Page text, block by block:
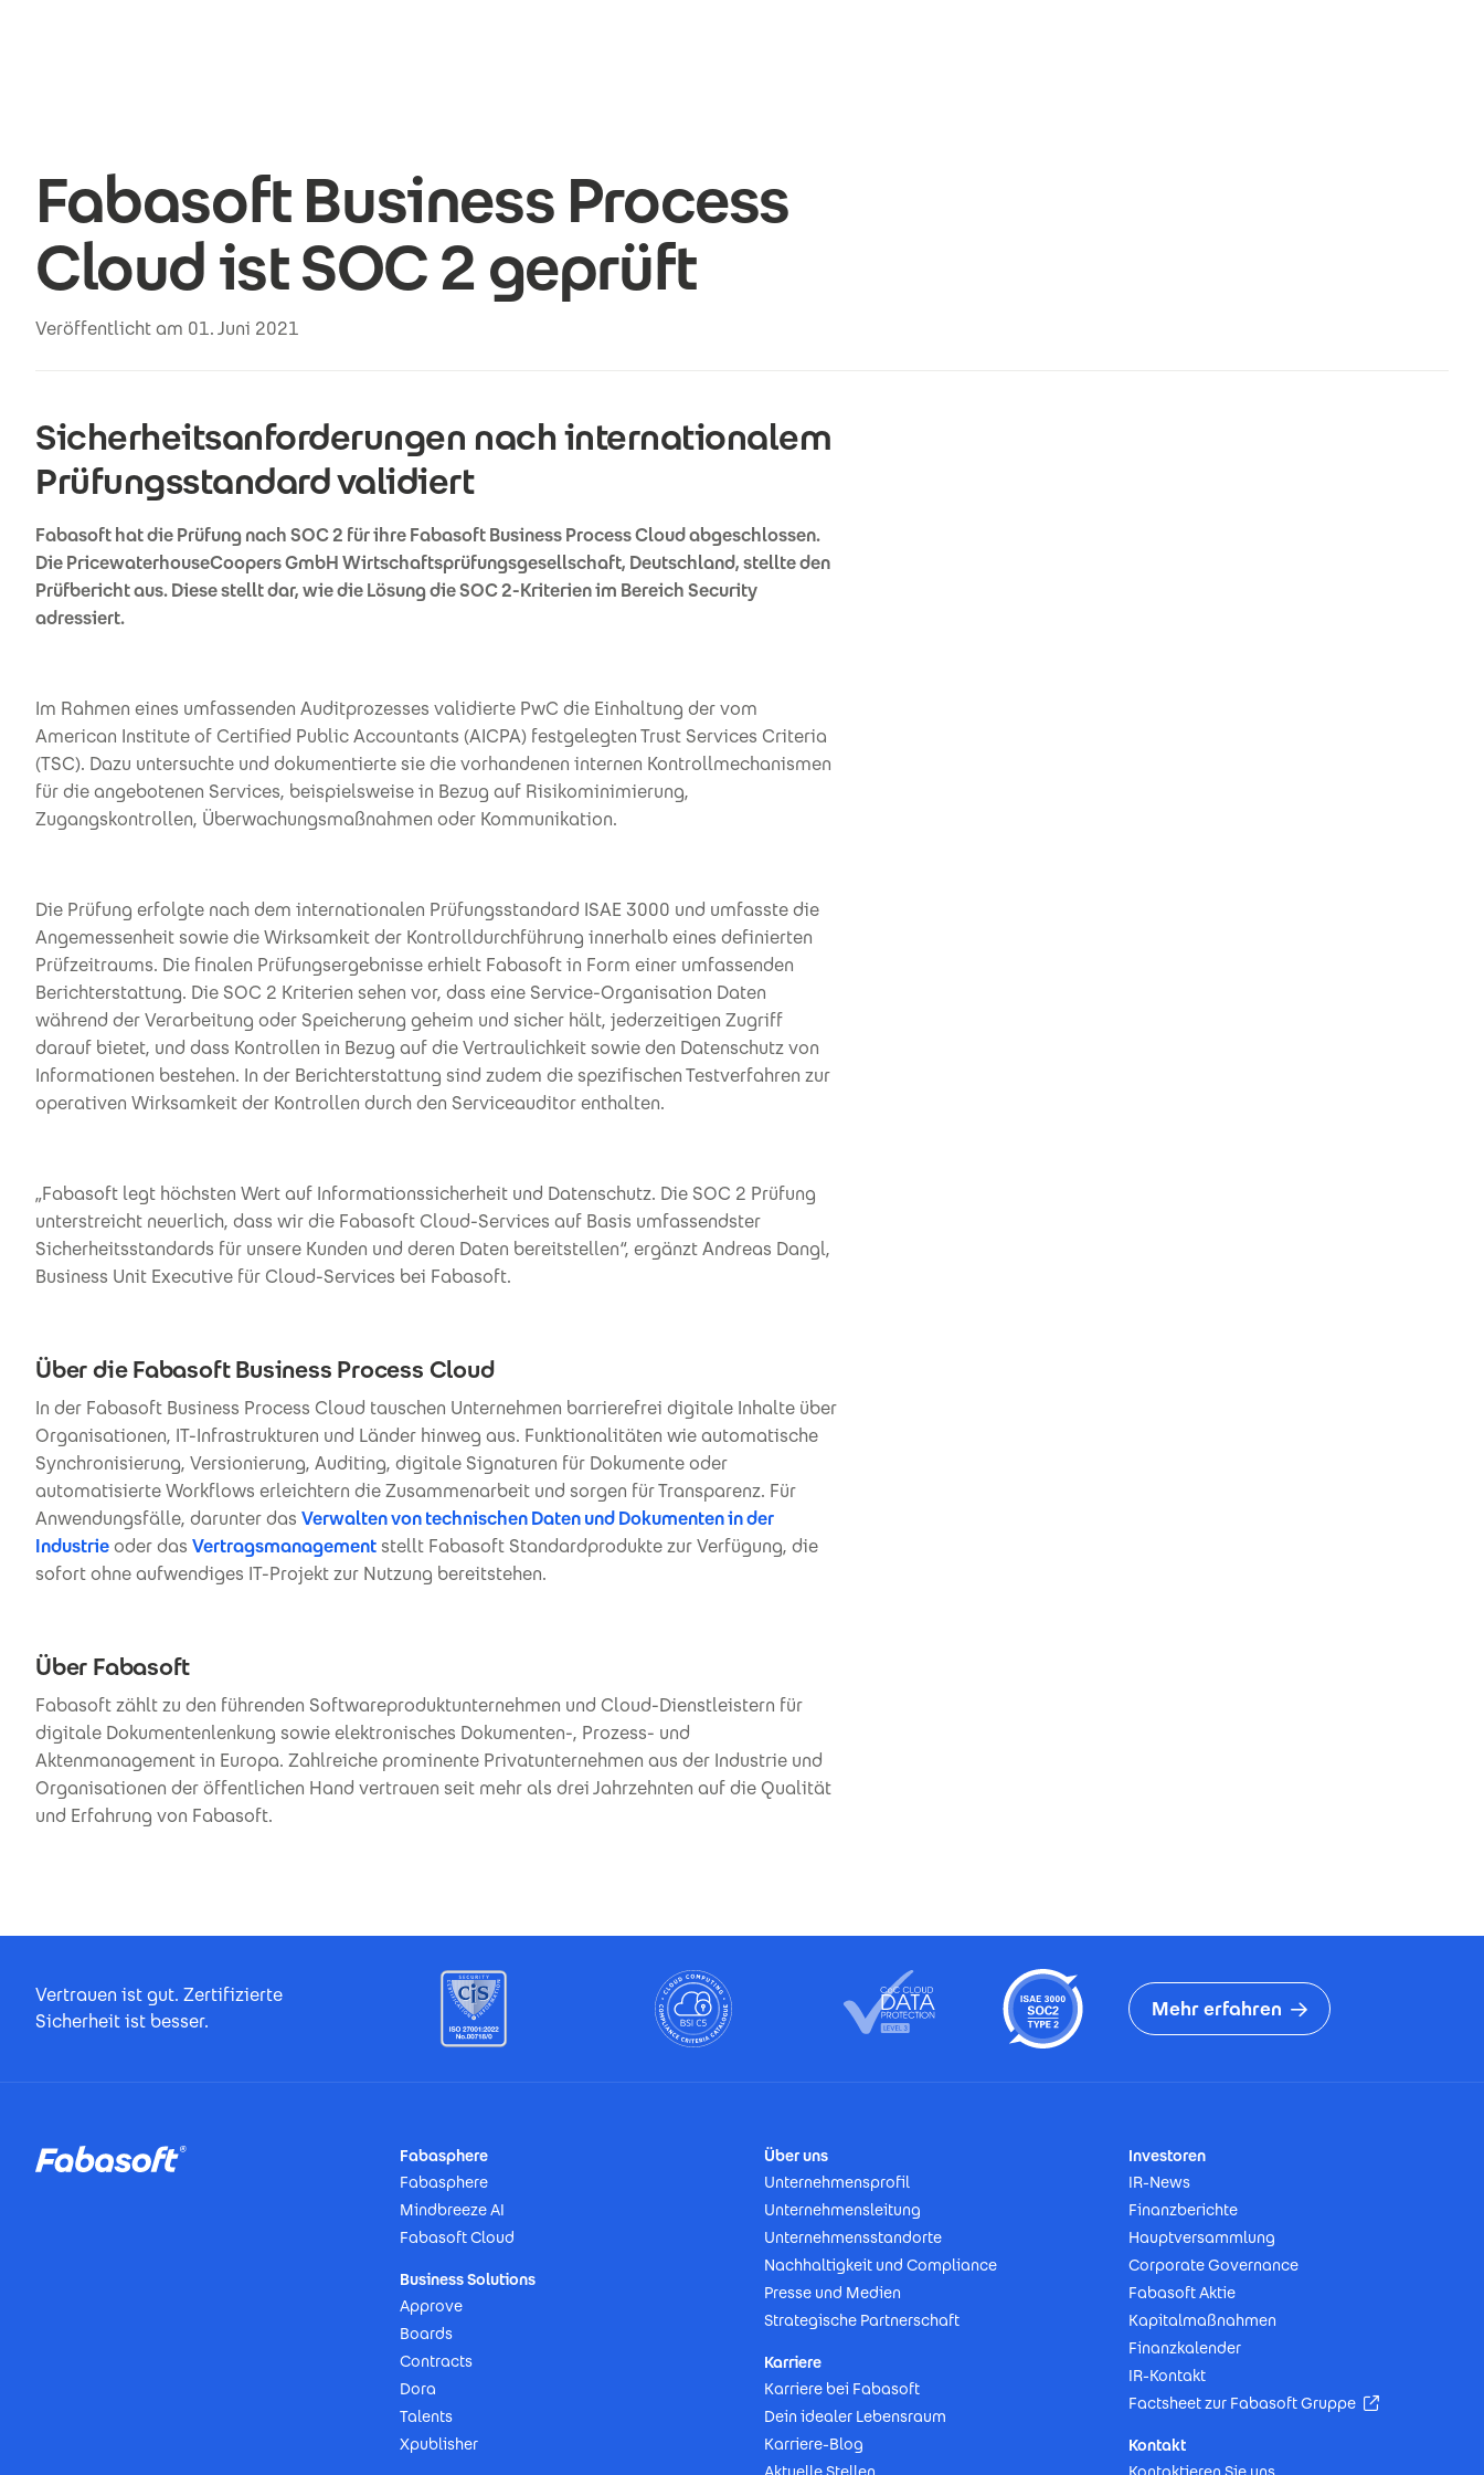
Fabasoft Business Process
Cloud ist SOC 2 geprüft
Veröffentlicht am 01. Juni 2021
Sicherheitsanforderungen nach internationalem
Prüfungsstandard validiert
Fabasoft hat die Prüfung nach SOC 2 für ihre Fabasoft Business Process Cloud abgeschlossen.
Die PricewaterhouseCoopers GmbH Wirtschaftsprüfungsgesellschaft, Deutschland, stellte den
Prüfbericht aus. Diese stellt dar, wie die Lösung die SOC 2-Kriterien im Bereich Security
adressiert.
Im Rahmen eines umfassenden Auditprozesses validierte PwC die Einhaltung der vom
American Institute of Certified Public Accountants (AICPA) festgelegten Trust Services Criteria
(TSC). Dazu untersuchte und dokumentierte sie die vorhandenen internen Kontrollmechanismen
für die angebotenen Services, beispielsweise in Bezug auf Risikominimierung,
Zugangskontrollen, Überwachungsmaßnahmen oder Kommunikation.
Die Prüfung erfolgte nach dem internationalen Prüfungsstandard ISAE 3000 und umfasste die
Angemessenheit sowie die Wirksamkeit der Kontrolldurchführung innerhalb eines definierten
Prüfzeitraums. Die finalen Prüfungsergebnisse erhielt Fabasoft in Form einer umfassenden
Berichterstattung. Die SOC 2 Kriterien sehen vor, dass eine Service-Organisation Daten
während der Verarbeitung oder Speicherung geheim und sicher hält, jederzeitigen Zugriff
darauf bietet, und dass Kontrollen in Bezug auf die Vertraulichkeit sowie den Datenschutz von
Informationen bestehen. In der Berichterstattung sind zudem die spezifischen Testverfahren zur
operativen Wirksamkeit der Kontrollen durch den Serviceauditor enthalten.
„Fabasoft legt höchsten Wert auf Informationssicherheit und Datenschutz. Die SOC 2 Prüfung
unterstreicht neuerlich, dass wir die Fabasoft Cloud-Services auf Basis umfassendster
Sicherheitsstandards für unsere Kunden und deren Daten bereitstellen“, ergänzt Andreas Dangl,
Business Unit Executive für Cloud-Services bei Fabasoft.
Über die Fabasoft Business Process Cloud
In der Fabasoft Business Process Cloud tauschen Unternehmen barrierefrei digitale Inhalte über
Organisationen, IT-Infrastrukturen und Länder hinweg aus. Funktionalitäten wie automatische
Synchronisierung, Versionierung, Auditing, digitale Signaturen für Dokumente oder
automatisierte Workflows erleichtern die Zusammenarbeit und sorgen für Transparenz. Für
Anwendungsfälle, darunter das Verwalten von technischen Daten und Dokumenten in der
Industrieoder das Vertragsmanagementstellt Fabasoft Standardprodukte zur Verfügung, die
sofort ohne aufwendiges IT-Projekt zur Nutzung bereitstehen.
Über Fabasoft
Fabasoft zählt zu den führenden Softwareproduktunternehmen und Cloud-Dienstleistern für
digitale Dokumentenlenkung sowie elektronisches Dokumenten-, Prozess- und
Aktenmanagement in Europa. Zahlreiche prominente Privatunternehmen aus der Industrie und
Organisationen der öffentlichen Hand vertrauen seit mehr als drei Jahrzehnten auf die Qualität
und Erfahrung von Fabasoft.
Vertrauen ist gut. Zertifizierte
Sicherheit ist besser.
Mehr erfahren
Fabasphere
Fabasphere
Mindbreeze AI
Fabasoft Cloud
Business Solutions
Approve
Boards
Contracts
Dora
Talents
Xpublisher
Über uns
Unternehmensprofil
Unternehmensleitung
Unternehmensstandorte
Nachhaltigkeit und Compliance
Presse und Medien
Strategische Partnerschaft
Karriere
Karriere bei Fabasoft
Dein idealer Lebensraum
Karriere-Blog
Investoren
IR-News
Finanzberichte
Hauptversammlung
Corporate Governance
Fabasoft Aktie
Kapitalmaßnahmen
Finanzkalender
IR-Kontakt
Factsheet zur Fabasoft Gruppe
(Öffnet in
Kontakt